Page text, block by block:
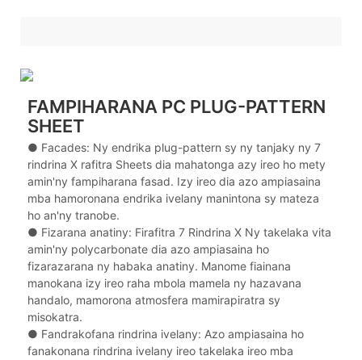
FAMPIHARANA PC PLUG-PATTERN
SHEET
● Facades: Ny endrika plug-pattern sy ny tanjaky ny 7
rindrina X rafitra Sheets dia mahatonga azy ireo ho mety
amin'ny fampiharana fasad. Izy ireo dia azo ampiasaina
mba hamoronana endrika ivelany manintona sy mateza
ho an'ny tranobe.
● Fizarana anatiny: Firafitra 7 Rindrina X Ny takelaka vita
amin'ny polycarbonate dia azo ampiasaina ho
fizarazarana ny habaka anatiny. Manome fiainana
manokana izy ireo raha mbola mamela ny hazavana
handalo, mamorona atmosfera mamirapiratra sy
misokatra.
● Fandrakofana rindrina ivelany: Azo ampiasaina ho
fanakonana rindrina ivelany ireo takelaka ireo mba